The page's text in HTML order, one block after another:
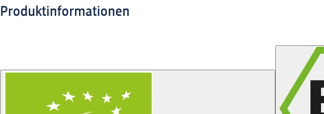
Produktinformationen